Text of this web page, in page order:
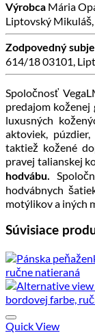
Výrobca Mária
Liptovský Mikuláš,
Zodpovedný
614/18 03101,
Spoločnosť
predajom koženej
luxusných
aktoviek,
taktiež kožené
pravej talianskej
hodvábu.
hodvábnych
motýlikov a iných
Súvisiace
Quick View